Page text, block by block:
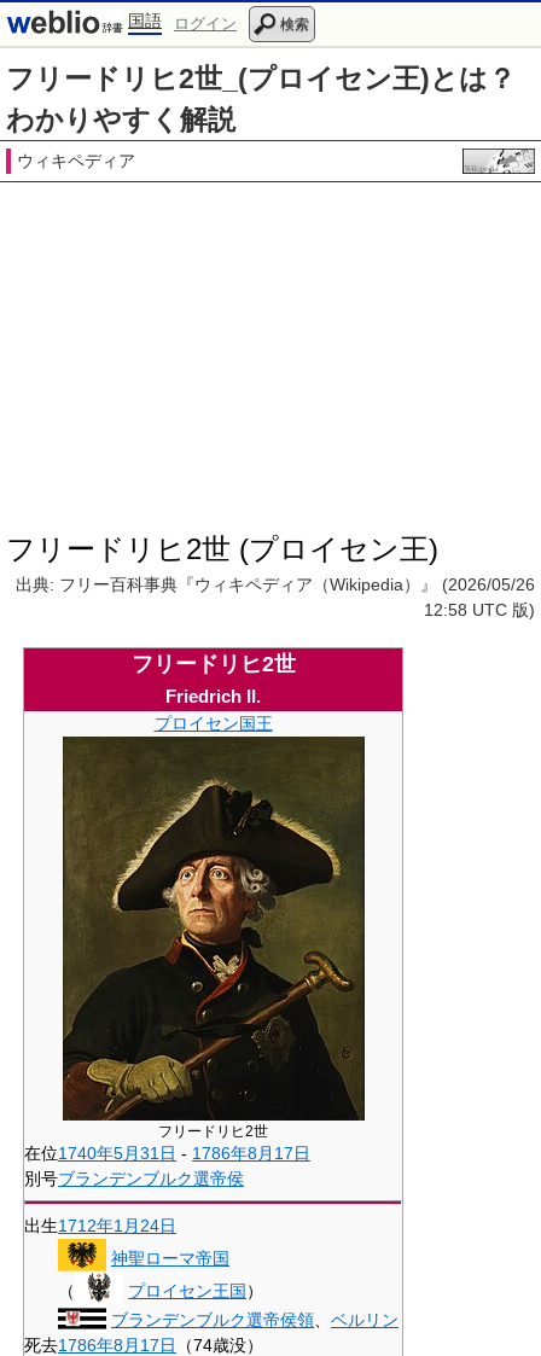
国語 ログイン 検索
フリードリヒ2世_(プロイセン王)とは？
わかりやすく解説
ウィキペディア
フリードリヒ2世 (プロイセン王)
出典: フリー百科事典『ウィキペディア（Wikipedia）』 (2026/05/26
12:58 UTC 版)
フリードリヒ2世
Friedrich II.
プロイセン国王
フリードリヒ2世
在位1740年5月31日 - 1786年8月17日
別号ブランデンブルク選帝侯
出生1712年1月24日
神聖ローマ帝国
（
プロイセン王国）
ブランデンブルク選帝侯領
ベルリン
死去1786年8月17日
（74歳没）